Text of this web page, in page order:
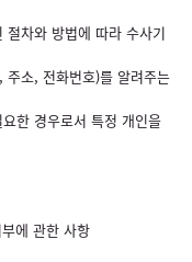
차와 방법에 따라 수사기
소, 전화번호)를 알려주는
한 경우로서 특정 개인을
에 관한 사항